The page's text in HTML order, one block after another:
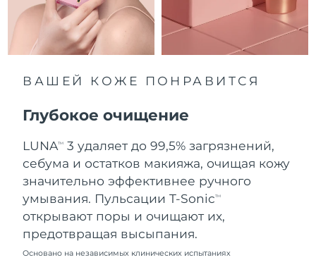
ВАШЕЙ КОЖЕ ПОНРАВИТСЯ
Глубокое очищение
LUNATM
3 удаляет до 99,5% загрязнений,
себума и остатков макияжа, очищая кожу
значительно эффективнее ручного
умывания. Пульсации T-SonicTM
открывают поры и очищают их,
предотвращая высыпания.
Основано на независимых клинических испытаниях
8/11/26
Нидерланды
Ожидаемая дата доставки
8/10/26
Новая Зеландия
Ожидаемая дата доставки
Норвегия
Ожидаемая дата доставки
Оман
Ожидаемая дата доставки
8/13/26
Филиппины
Ожидаемая дата доставки
Польша